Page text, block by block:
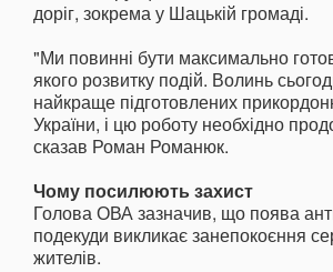
доріг, зокрема у Шацькій громаді.
"Ми повинні бути максимально
якого розвитку подій. Волинь
найкраще підготовлених
України, і цю роботу необхідно
сказав Роман Романюк.
Чому посилюють захист
Голова ОВА зазначив, що поява
подекуди викликає занепокоєння
жителів.